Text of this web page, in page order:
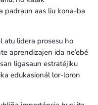
padraun aas liu kona-ba
atu lidera prosesu ho
aprendizajen ida ne’ebé
ligasaun estratéjiku
edukasionál lor-loron